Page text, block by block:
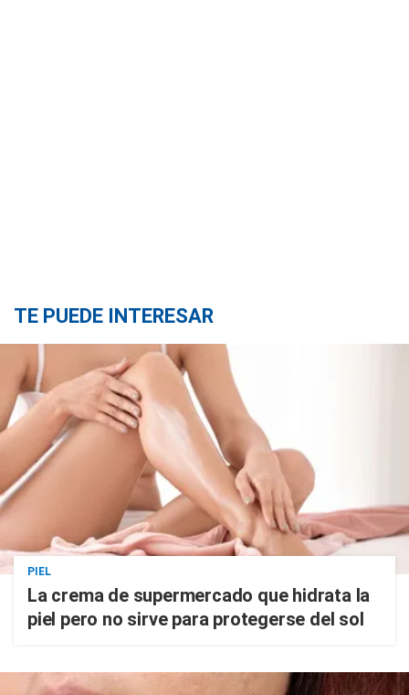
TE PUEDE INTERESAR
PIEL
La crema de supermercado que hidrata la
piel pero no sirve para protegerse del sol